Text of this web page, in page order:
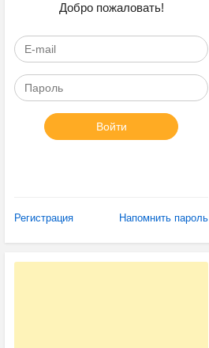
Добро пожаловать!
Войти
Регистрация Напомнить пароль